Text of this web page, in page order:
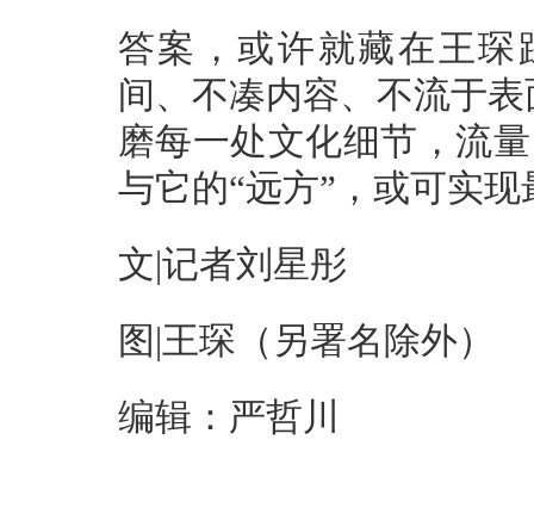
答案，或许就藏在王
间、不凑内容、不流于
磨每一处文化细节，流
与它的“远方”，或可实
文|记者刘星彤
图|王琛（另署名除外）
编辑：严哲川